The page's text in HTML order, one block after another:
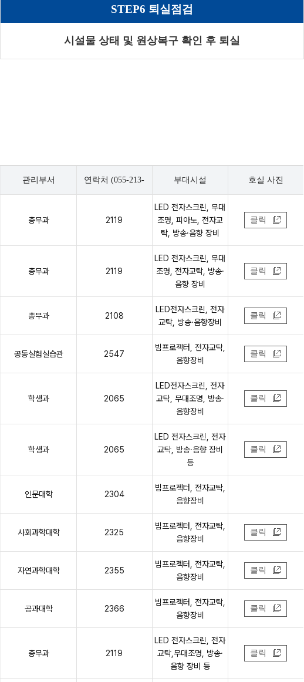
STEP6 퇴실점검
시설물 상태 및 원상복구 확인 후 퇴실
관리부서 연락처 (055-213- 부대시설 호실 사진
총무과 2119
LED 전자스크린, 무대
조명, 피아노, 전자교
탁, 방송·음향 장비
클릭
총무과 2119
LED 전자스크린, 무대
조명, 전자교탁, 방송·
음향 장비
클릭
총무과 2108
LED전자스크린, 전자
교탁, 방송·음향장비
클릭
공동실험실습관 2547
빔프로젝터, 전자교탁,
음향장비
클릭
학생과 2065
LED전자스크린, 전자
교탁, 무대조명, 방송·
음향장비
클릭
학생과 2065
LED 전자스크린, 전자
교탁, 방송·음향 장비
등
클릭
인문대학 2304
빔프로젝터, 전자교탁,
음향장비
사회과학대학 2325
빔프로젝터, 전자교탁,
음향장비
클릭
자연과학대학 2355
빔프로젝터, 전자교탁,
음향장비
클릭
공과대학 2366
빔프로젝터, 전자교탁,
음향장비
클릭
총무과 2119
LED 전자스크린, 전자
교탁,무대조명, 방송·
음향 장비 등
클릭